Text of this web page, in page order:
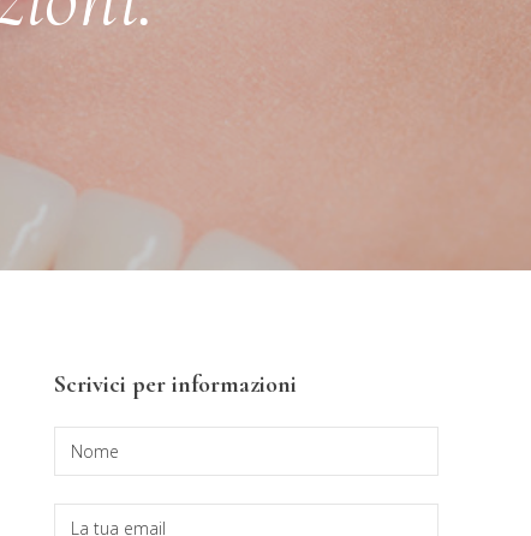
Barra
laterale
primaria
Scrivici per informazioni